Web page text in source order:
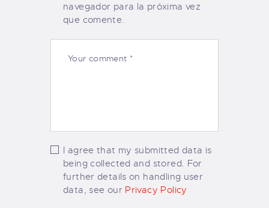
navegador para la próxima vez
que comente.
I agree that my submitted data is
being collected and stored. For
further details on handling user
data, see our Privacy Policy